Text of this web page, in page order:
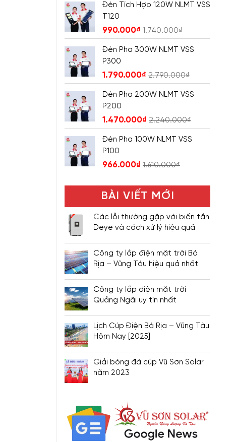
Đèn Tích Hợp 120W NLMT VSS
T120
990.000₫ 1.740.000₫
Đèn Pha 300W NLMT VSS
P300
1.790.000₫ 2.790.000₫
Đèn Pha 200W NLMT VSS
P200
1.470.000₫ 2.240.000₫
Đèn Pha 100W NLMT VSS
P100
966.000₫ 1.610.000₫
BÀI VIẾT MỚI
Các lỗi thường gặp với biến tần
Deye và cách xử lý hiệu quả
Công ty lắp điện mặt trời Bà
Rịa – Vũng Tàu hiệu quả nhất
Công ty lắp điện mặt trời
Quảng Ngãi uy tín nhất
Lịch Cúp Điện Bà Rịa – Vũng Tàu
Hôm Nay [2025]
Giải bóng đá cúp Vũ Sơn Solar
năm 2023